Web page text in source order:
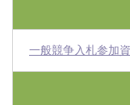
一般競争入札参加